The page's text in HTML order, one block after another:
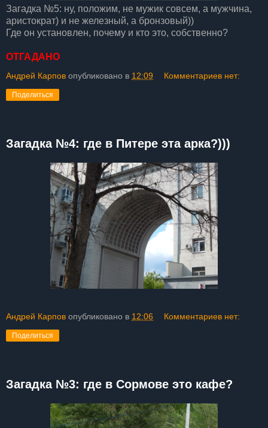
Загадка №5: ну, положим, не мужик совсем, а мужчина,
аристократ) и не железный, а бронзовый))
Где он установлен, почему и кто это, собственно?
ОТГАДАНО
Андрей Карпов опубликовано в 12:09 Комментариев нет:
Поделиться
Загадка №4: где в Питере эта арка?)))
Андрей Карпов опубликовано в 12:06 Комментариев нет:
Поделиться
Загадка №3: где в Сормове это кафе?